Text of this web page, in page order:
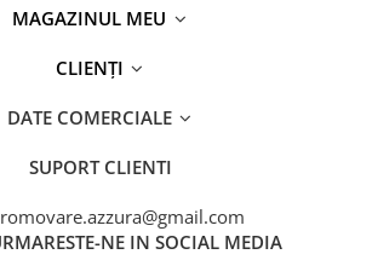
MAGAZINUL MEU
CLIENȚI
DATE COMERCIALE
SUPORT CLIENTI
NE IN SOCIAL MEDIA